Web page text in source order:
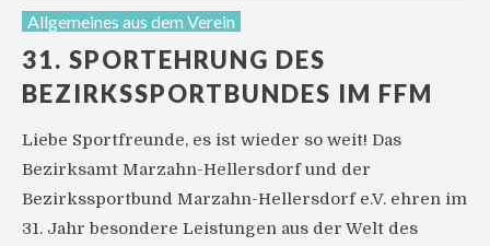
Allgemeines aus dem Verein
31. SPORTEHRUNG DES
BEZIRKSSPORTBUNDES IM FFM
Liebe Sportfreunde, es ist wieder so weit! Das
Bezirksamt Marzahn-Hellersdorf und der
Bezirkssportbund Marzahn-Hellersdorf e.V. ehren im
31. Jahr besondere Leistungen aus der Welt des